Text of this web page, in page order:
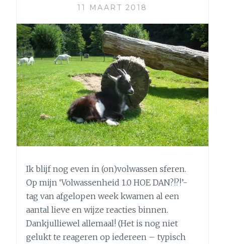
11 MAART 2018
Ik blijf nog even in (on)volwassen sferen.
Op mijn ‘Volwassenheid 1.0 HOE DAN?!?!’-
tag van afgelopen week kwamen al een
aantal lieve en wijze reacties binnen.
Dankjulliewel allemaal! (Het is nog niet
gelukt te reageren op iedereen – typisch